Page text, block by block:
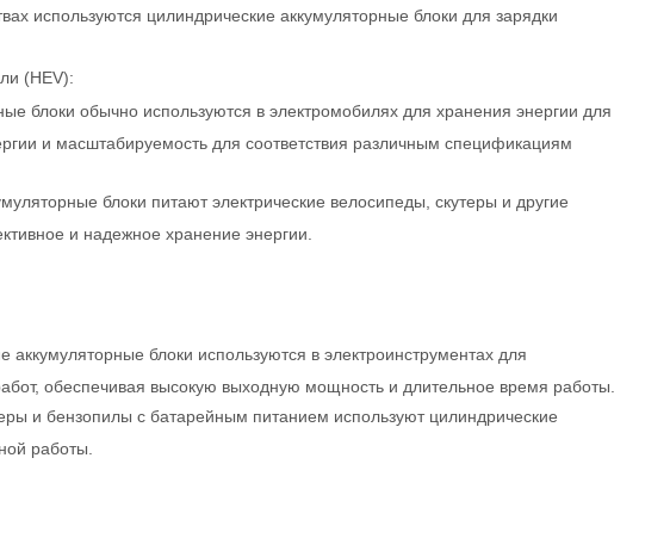
используются цилиндрические аккумуляторные блоки для зарядки
(HEV):
блоки обычно используются в электромобилях для хранения энергии для
и масштабируемость для соответствия различным спецификациям
блоки питают электрические велосипеды, скутеры и другие
и надежное хранение энергии.
блоки используются в электроинструментах для
обеспечивая высокую выходную мощность и длительное время работы.
и бензопилы с батарейным питанием используют цилиндрические
работы.